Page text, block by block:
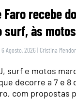
Faro recebe
surf, às
Agosto, 2026 | Cristina
surf e motos
decorre a 7 e 8
com propostas